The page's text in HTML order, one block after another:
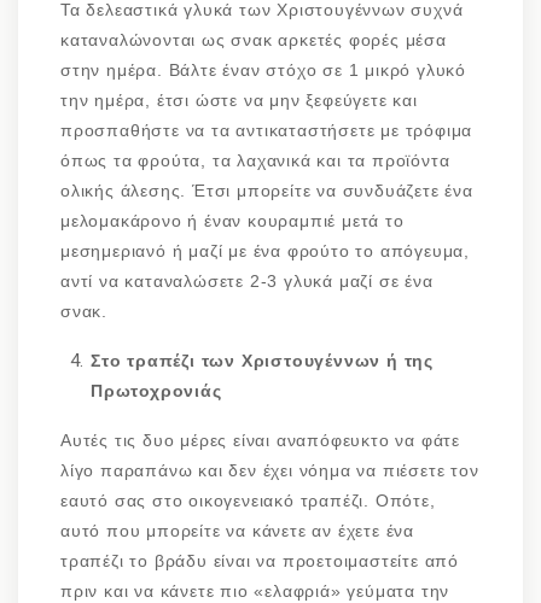
Τα δελεαστικά γλυκά των Χριστουγέννων συχνά
καταναλώνονται ως σνακ αρκετές φορές μέσα
στην ημέρα. Βάλτε έναν στόχο σε 1 μικρό γλυκό
την ημέρα, έτσι ώστε να μην ξεφεύγετε και
προσπαθήστε να τα αντικαταστήσετε με τρόφιμα
όπως τα φρούτα, τα λαχανικά και τα προϊόντα
ολικής άλεσης. Έτσι μπορείτε να συνδυάζετε ένα
μελομακάρονο ή έναν κουραμπιέ μετά το
μεσημεριανό ή μαζί με ένα φρούτο το απόγευμα,
αντί να καταναλώσετε 2-3 γλυκά μαζί σε ένα
σνακ.
Στο τραπέζι των Χριστουγέννων ή της
Πρωτοχρονιάς
Αυτές τις δυο μέρες είναι αναπόφευκτο να φάτε
λίγο παραπάνω και δεν έχει νόημα να πιέσετε τον
εαυτό σας στο οικογενειακό τραπέζι. Οπότε,
αυτό που μπορείτε να κάνετε αν έχετε ένα
τραπέζι το βράδυ είναι να προετοιμαστείτε από
πριν και να κάνετε πιο «ελαφριά» γεύματα την